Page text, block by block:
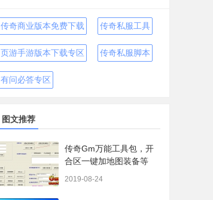
传奇商业版本免费下载 传奇私服工具
页游手游版本下载专区 传奇私服脚本
有问必答专区
图文推荐
传奇Gm万能工具包，开
合区一键加地图装备等
2019-08-24